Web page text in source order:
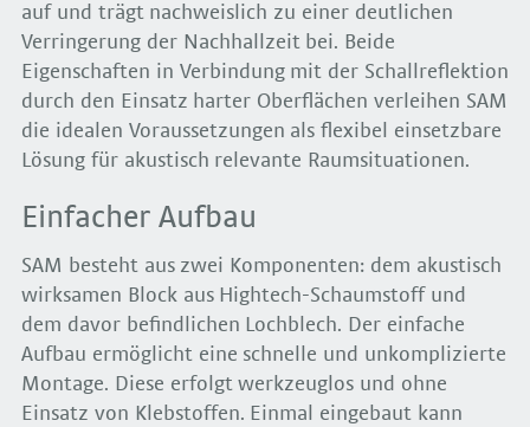
auf und trägt nachweislich zu einer deutlichen
Verringerung der Nachhallzeit bei. Beide
Eigenschaften in Verbindung mit der Schallreflektion
durch den Einsatz harter Oberflächen verleihen SAM
die idealen Voraussetzungen als flexibel einsetzbare
Lösung für akustisch relevante Raumsituationen.
Einfacher Aufbau
SAM besteht aus zwei Komponenten: dem akustisch
wirksamen Block aus Hightech-Schaumstoff und
dem davor befindlichen Lochblech. Der einfache
Aufbau ermöglicht eine schnelle und unkomplizierte
Montage. Diese erfolgt werkzeuglos und ohne
Einsatz von Klebstoffen. Einmal eingebaut kann